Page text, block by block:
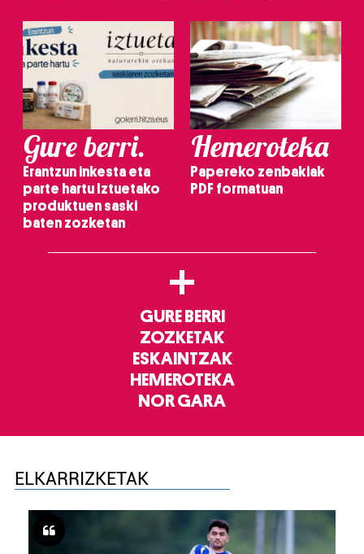
Gure berri.
Erantzun inkesta eta
parte hartu Iztuetako
produktuen saski
baten zozketan
Hemeroteka
Papereko zenbakiak
PDF formatuan
+
GURE BERRI
ZOZKETAK
ESKAINTZAK
HEMEROTEKA
NOR GARA
ELKARRIZKETAK